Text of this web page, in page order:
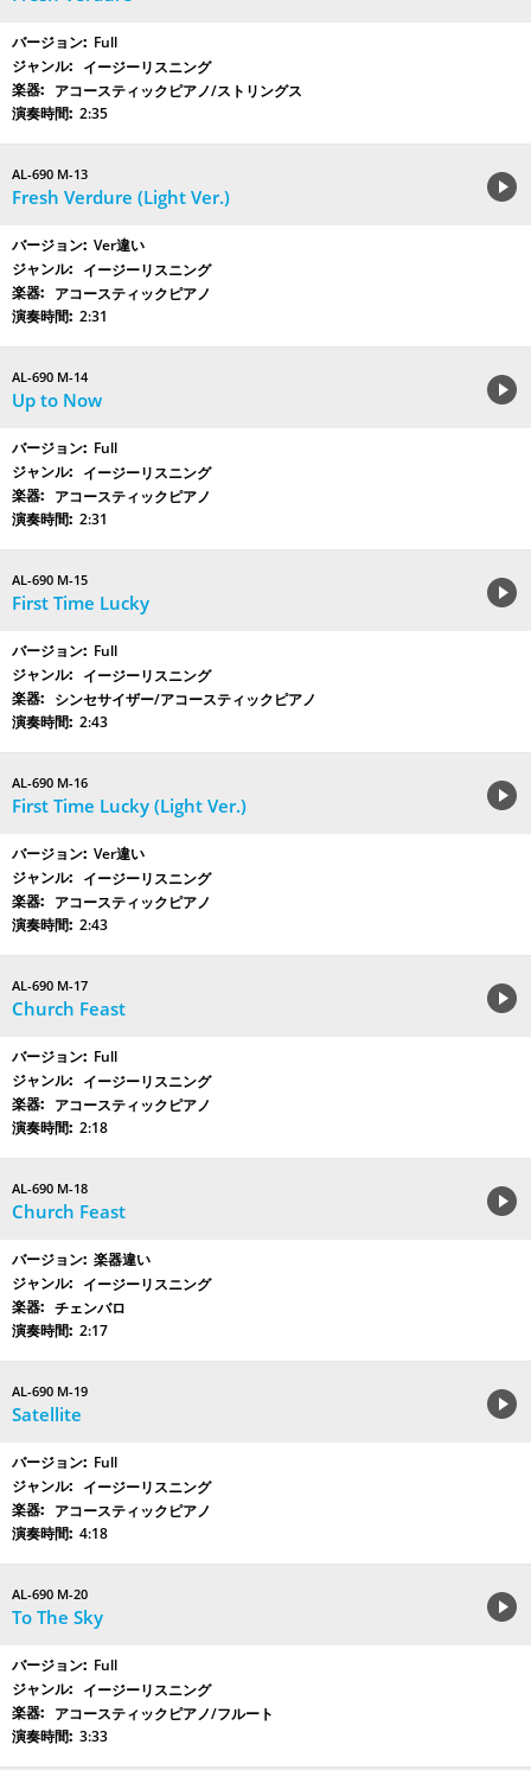
Full
イージーリスニング
アコースティックピアノ/ストリングス
2:35
AL-690 M-13
Fresh Verdure (Light Ver.)
Ver違い
イージーリスニング
アコースティックピアノ
2:31
AL-690 M-14
Up to Now
Full
イージーリスニング
アコースティックピアノ
2:31
AL-690 M-15
First Time Lucky
Full
イージーリスニング
シンセサイザー/アコースティックピアノ
2:43
AL-690 M-16
First Time Lucky (Light Ver.)
Ver違い
イージーリスニング
アコースティックピアノ
2:43
AL-690 M-17
Church Feast
Full
イージーリスニング
アコースティックピアノ
2:18
AL-690 M-18
Church Feast
楽器違い
イージーリスニング
チェンバロ
2:17
AL-690 M-19
Satellite
Full
イージーリスニング
アコースティックピアノ
4:18
AL-690 M-20
To The Sky
Full
イージーリスニング
アコースティックピアノ/フルート
3:33